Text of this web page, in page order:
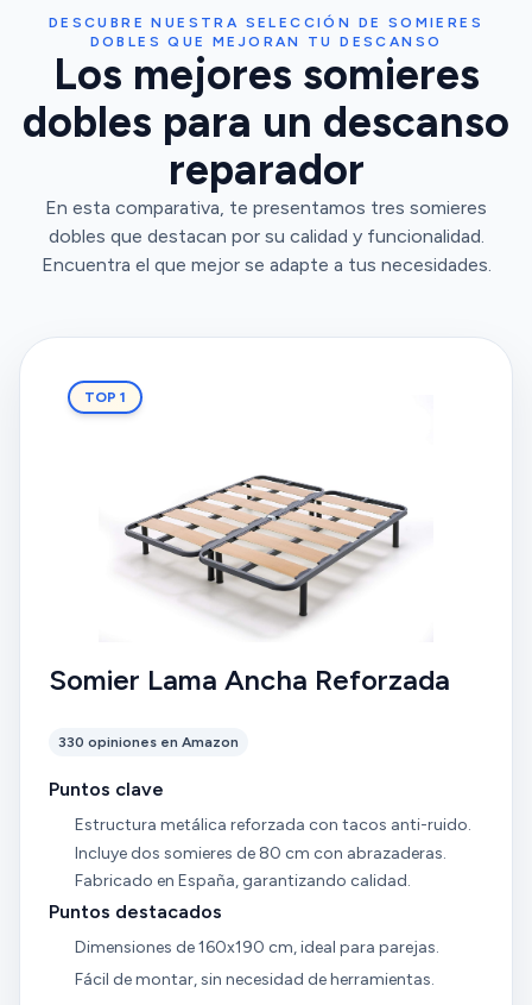
DESCUBRE NUESTRA SELECCIÓN DE SOMIERES
DOBLES QUE MEJORAN TU DESCANSO
Los mejores somieres
dobles para un descanso
reparador
En esta comparativa, te presentamos tres somieres
dobles que destacan por su calidad y funcionalidad.
Encuentra el que mejor se adapte a tus necesidades.
TOP 1
Somier Lama Ancha Reforzada
330 opiniones en Amazon
Puntos clave
Estructura metálica reforzada con tacos anti-ruido.
Incluye dos somieres de 80 cm con abrazaderas.
Fabricado en España, garantizando calidad.
Puntos destacados
Dimensiones de 160x190 cm, ideal para parejas.
Fácil de montar, sin necesidad de herramientas.